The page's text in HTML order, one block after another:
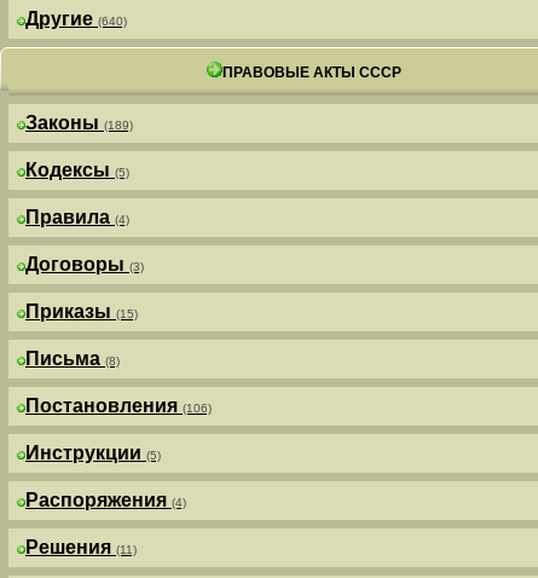
Другие (640)
ПРАВОВЫЕ АКТЫ СССР
Законы (189)
Кодексы (5)
Правила (4)
Договоры (3)
Приказы (15)
Письма (8)
Постановления (106)
Инструкции (5)
Распоряжения (4)
Решения (11)